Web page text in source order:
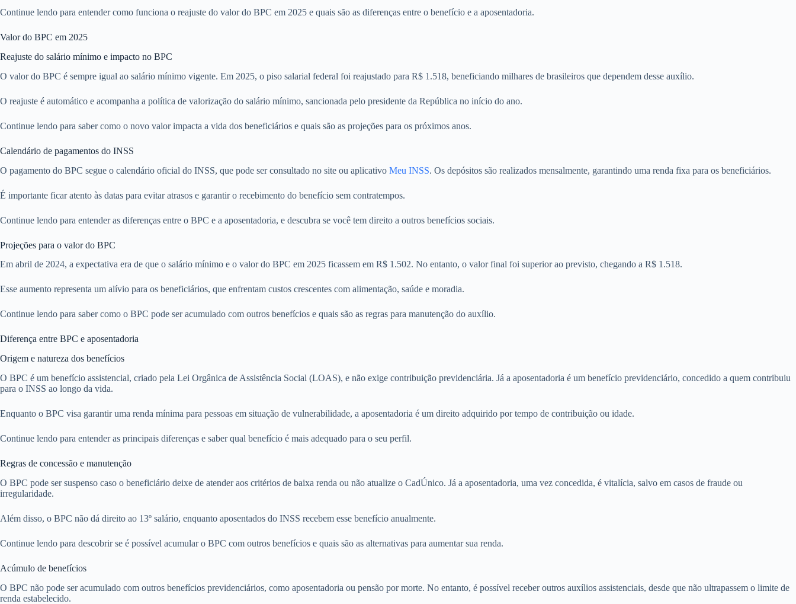
Continue lendo para entender como funciona o reajuste do valor do BPC em 2025 e quais são as diferenças entre o benefício e a aposentadoria.
Valor do BPC em 2025
Reajuste do salário mínimo e impacto no BPC
O valor do BPC é sempre igual ao salário mínimo vigente. Em 2025, o piso salarial federal foi reajustado para R$ 1.518, beneficiando milhares de brasileiros que dependem desse auxílio.
O reajuste é automático e acompanha a política de valorização do salário mínimo, sancionada pelo presidente da República no início do ano.
Continue lendo para saber como o novo valor impacta a vida dos beneficiários e quais são as projeções para os próximos anos.
Calendário de pagamentos do INSS
O pagamento do BPC segue o calendário oficial do INSS, que pode ser consultado no site ou aplicativo Meu INSS. Os depósitos são realizados mensalmente, garantindo uma renda fixa para os beneficiários.
É importante ficar atento às datas para evitar atrasos e garantir o recebimento do benefício sem contratempos.
Continue lendo para entender as diferenças entre o BPC e a aposentadoria, e descubra se você tem direito a outros benefícios sociais.
Projeções para o valor do BPC
Em abril de 2024, a expectativa era de que o salário mínimo e o valor do BPC em 2025 ficassem em R$ 1.502. No entanto, o valor final foi superior ao previsto, chegando a R$ 1.518.
Esse aumento representa um alívio para os beneficiários, que enfrentam custos crescentes com alimentação, saúde e moradia.
Continue lendo para saber como o BPC pode ser acumulado com outros benefícios e quais são as regras para manutenção do auxílio.
Diferença entre BPC e aposentadoria
Origem e natureza dos benefícios
O BPC é um benefício assistencial, criado pela Lei Orgânica de Assistência Social (LOAS), e não exige contribuição previdenciária. Já a aposentadoria é um benefício previdenciário, concedido a quem contribuiu
para o INSS ao longo da vida.
Enquanto o BPC visa garantir uma renda mínima para pessoas em situação de vulnerabilidade, a aposentadoria é um direito adquirido por tempo de contribuição ou idade.
Continue lendo para entender as principais diferenças e saber qual benefício é mais adequado para o seu perfil.
Regras de concessão e manutenção
O BPC pode ser suspenso caso o beneficiário deixe de atender aos critérios de baixa renda ou não atualize o CadÚnico. Já a aposentadoria, uma vez concedida, é vitalícia, salvo em casos de fraude ou
irregularidade.
Além disso, o BPC não dá direito ao 13º salário, enquanto aposentados do INSS recebem esse benefício anualmente.
Continue lendo para descobrir se é possível acumular o BPC com outros benefícios e quais são as alternativas para aumentar sua renda.
Acúmulo de benefícios
O BPC não pode ser acumulado com outros benefícios previdenciários, como aposentadoria ou pensão por morte. No entanto, é possível receber outros auxílios assistenciais, desde que não ultrapassem o limite de
renda estabelecido.